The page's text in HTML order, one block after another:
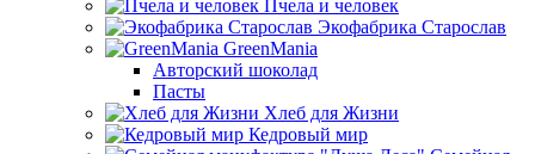
Пчела и человек
Экофабрика Старослав
GreenMania
Авторский шоколад
Пасты
Хлеб для Жизни
Кедровый мир